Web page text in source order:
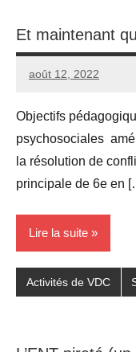
Et maintenant
août 12, 2022
Seg0_La_Vraie
5
Objectifs
psychosociales
la résolution de
principale de 6e en
Lire la suite
Activités de VDC